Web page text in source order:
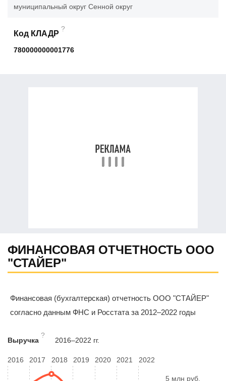
муниципальный округ Сенной округ
Код КЛАДР
?
780000000001776
ФИНАНСОВАЯ ОТЧЕТНОСТЬ ООО
"СТАЙЕР"
Финансовая (бухгалтерская) отчетность ООО "СТАЙЕР"
согласно данным ФНС и Росстата за 2012–2022 годы
Выручка
?
2016–2022 гг.
2016 2017 2018 2019 2020 2021 2022
5 млн руб.